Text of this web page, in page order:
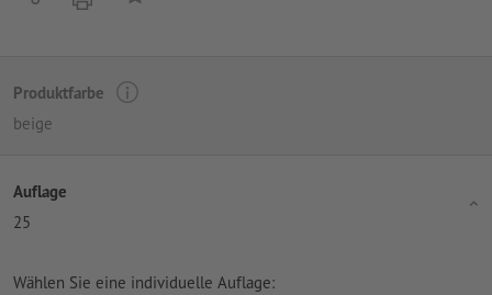
Produktfarbe
beige
Auflage
25
Wählen Sie eine individuelle Auflage: